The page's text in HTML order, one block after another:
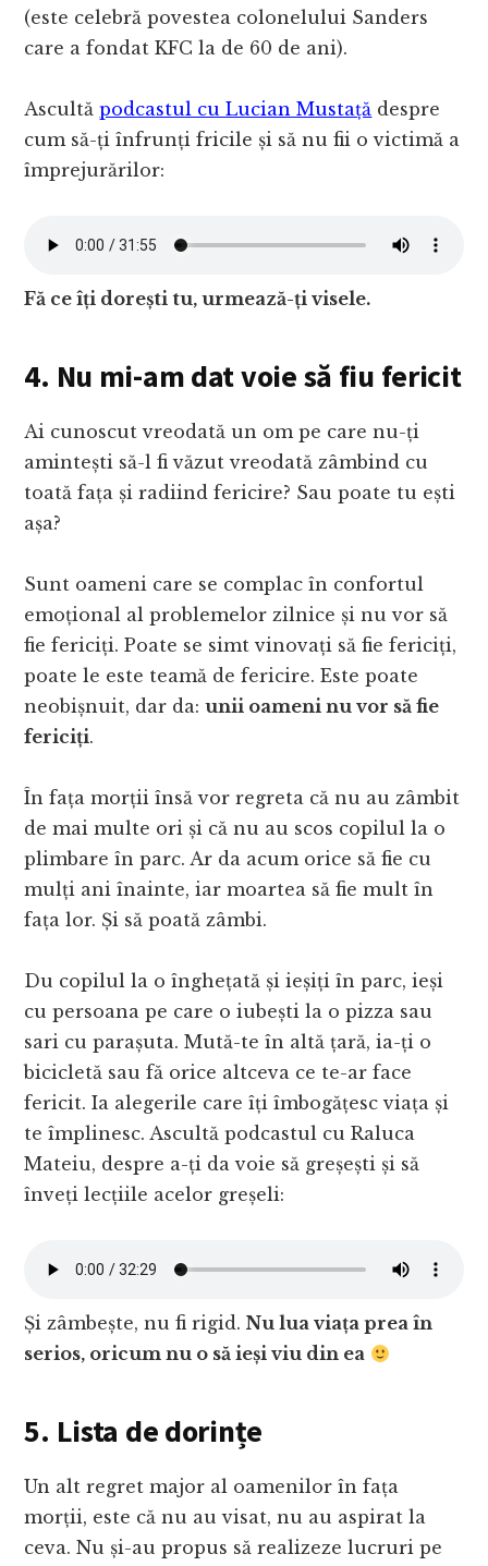
(este celebră povestea colonelului Sanders
care a fondat KFC la de 60 de ani).
Ascultăpodcastul cu Lucian Mustață despre
cum să-ți înfrunți fricile și să nu fii o victimă a
împrejurărilor:
Fă ce îți dorești tu, urmează-ți visele.
4. Nu mi-am dat voie să fiu fericit
Ai cunoscut vreodată un om pe care nu-ți
amintești să-l fi văzut vreodată zâmbind cu
toată fața și radiind fericire? Sau poate tu ești
așa?
Sunt oameni care se complac în confortul
emoțional al problemelor zilnice și nu vor să
fie fericiți. Poate se simt vinovați să fie fericiți,
poate le este teamă de fericire. Este poate
neobișnuit, dar da:unii oameni nu vor să fie
fericiți.
În fața morții însă vor regreta că nu au zâmbit
de mai multe ori și că nu au scos copilul la o
plimbare în parc. Ar da acum orice să fie cu
mulți ani înainte, iar moartea să fie mult în
fața lor. Și să poată zâmbi.
Du copilul la o înghețată și ieșiți în parc, ieși
cu persoana pe care o iubești la o pizza sau
sari cu parașuta. Mută-te în altă țară, ia-ți o
bicicletă sau fă orice altceva ce te-ar face
fericit. Ia alegerile care îți îmbogățesc viața și
te împlinesc. Ascultă podcastul cu Raluca
Mateiu, despre a-ți da voie să greșești și să
înveți lecțiile acelor greșeli:
Și zâmbește, nu fi rigid.Nu lua viața prea în
serios, oricum nu o să ieși viu din ea
5. Lista de dorințe
Un alt regret major al oamenilor în fața
morții, este că nu au visat, nu au aspirat la
ceva. Nu și-au propus să realizeze lucruri pe